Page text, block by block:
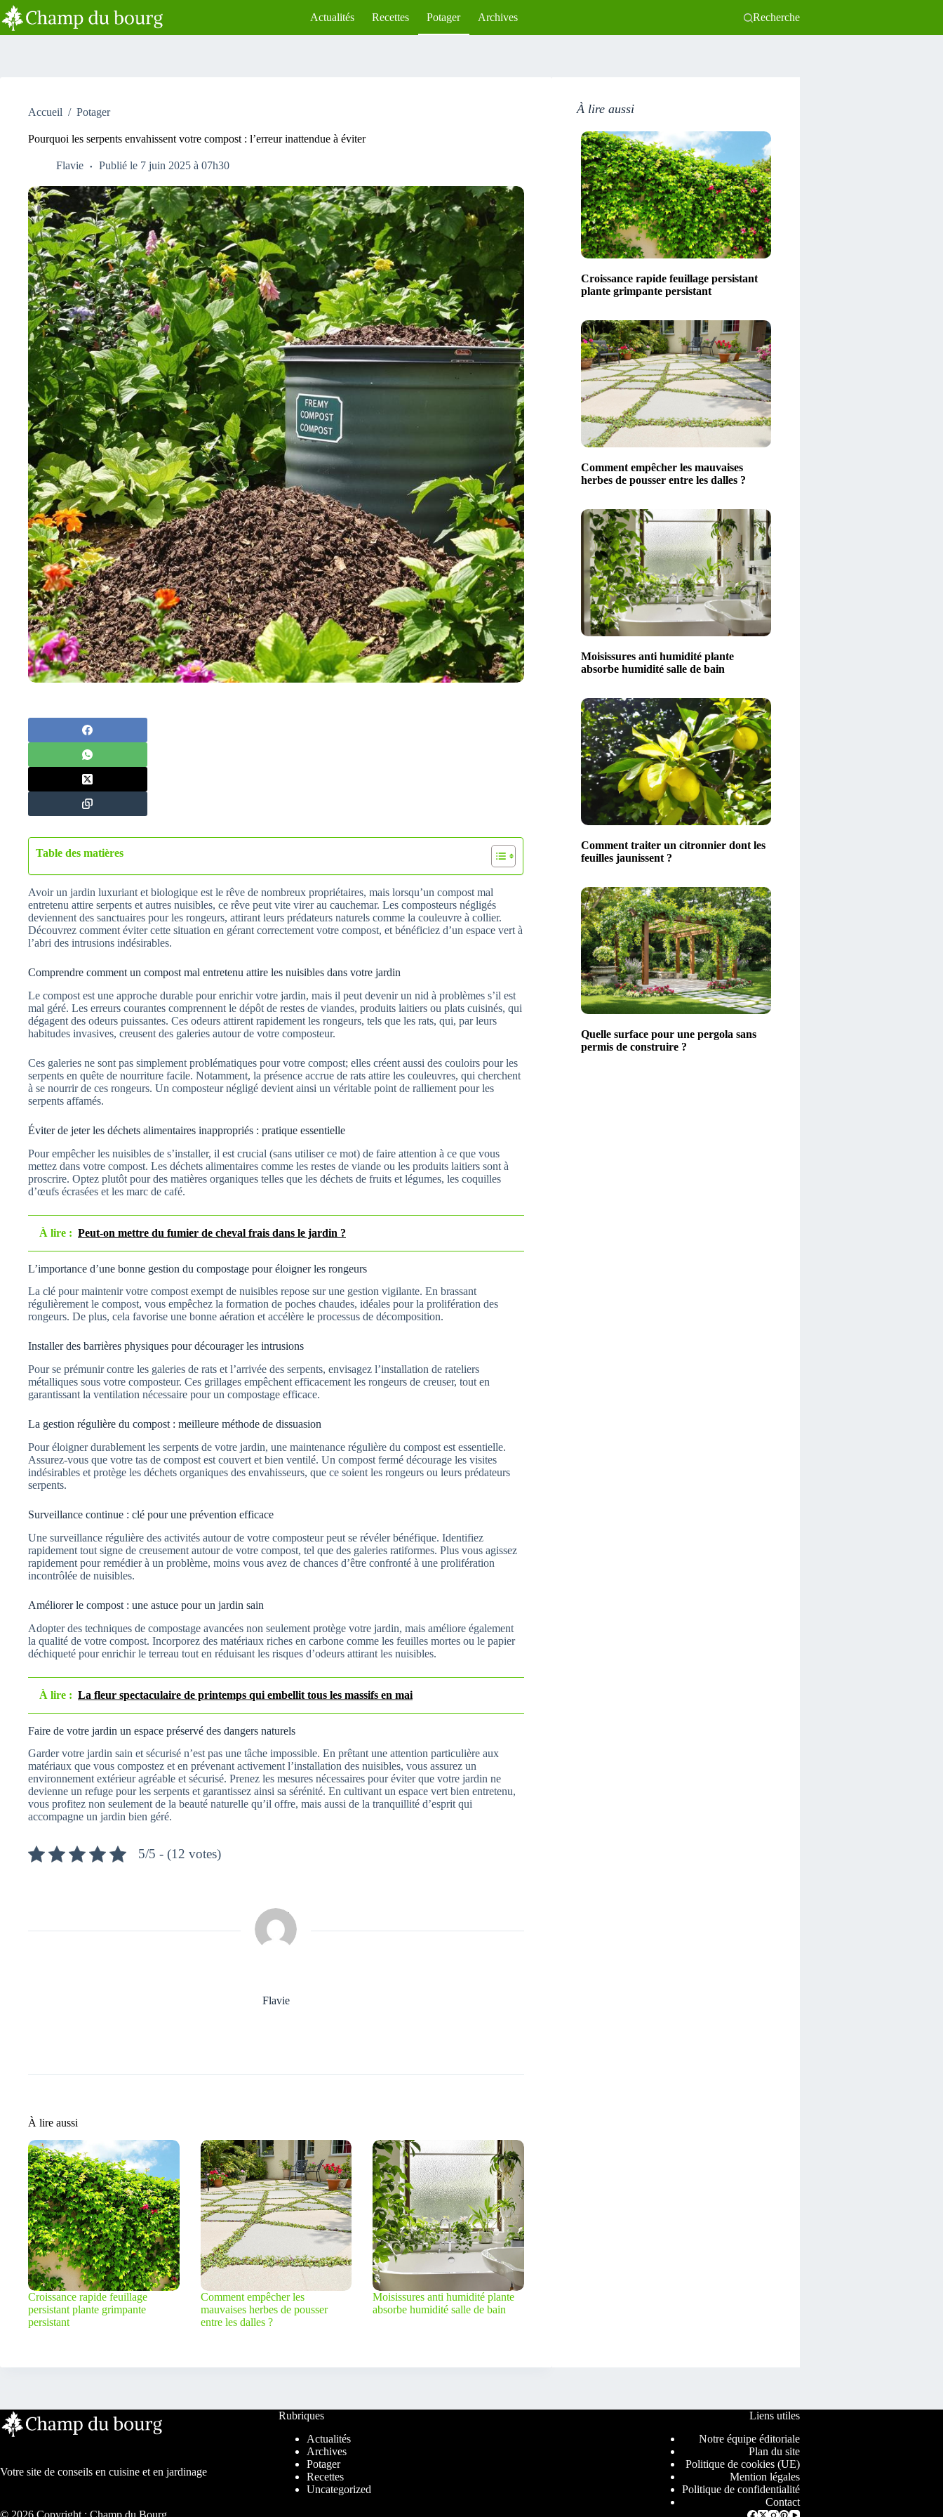
Passer
au
contenu
Actualités Recettes Potager Archives Recherche
Accueil / Potager
Pourquoi les serpents envahissent votre compost : l’erreur inattendue à éviter
Flavie Publié le 7 juin 2025 à 07h30
Table des matières
Avoir un jardin luxuriant et biologique est le rêve de nombreux propriétaires, mais lorsqu’un compost mal
entretenu attire serpents et autres nuisibles, ce rêve peut vite virer au cauchemar. Les composteurs négligés
deviennent des sanctuaires pour les rongeurs, attirant leurs prédateurs naturels comme la couleuvre à collier.
Découvrez comment éviter cette situation en gérant correctement votre compost, et bénéficiez d’un espace vert à
l’abri des intrusions indésirables.
Comprendre comment un compost mal entretenu attire les nuisibles dans votre jardin
Le compost est une approche durable pour enrichir votre jardin, mais il peut devenir un nid à problèmes s’il est
mal géré. Les erreurs courantes comprennent le dépôt de restes de viandes, produits laitiers ou plats cuisinés, qui
dégagent des odeurs puissantes. Ces odeurs attirent rapidement les rongeurs, tels que les rats, qui, par leurs
habitudes invasives, creusent des galeries autour de votre composteur.
Ces galeries ne sont pas simplement problématiques pour votre compost; elles créent aussi des couloirs pour les
serpents en quête de nourriture facile. Notamment, la présence accrue de rats attire les couleuvres, qui cherchent
à se nourrir de ces rongeurs. Un composteur négligé devient ainsi un véritable point de ralliement pour les
serpents affamés.
Éviter de jeter les déchets alimentaires inappropriés : pratique essentielle
Pour empêcher les nuisibles de s’installer, il est crucial (sans utiliser ce mot) de faire attention à ce que vous
mettez dans votre compost. Les déchets alimentaires comme les restes de viande ou les produits laitiers sont à
proscrire. Optez plutôt pour des matières organiques telles que les déchets de fruits et légumes, les coquilles
d’œufs écrasées et les marc de café.
À lire : Peut-on mettre du fumier de cheval frais dans le jardin ?
L’importance d’une bonne gestion du compostage pour éloigner les rongeurs
La clé pour maintenir votre compost exempt de nuisibles repose sur une gestion vigilante. En brassant
régulièrement le compost, vous empêchez la formation de poches chaudes, idéales pour la prolifération des
rongeurs. De plus, cela favorise une bonne aération et accélère le processus de décomposition.
Installer des barrières physiques pour décourager les intrusions
Pour se prémunir contre les galeries de rats et l’arrivée des serpents, envisagez l’installation de rateliers
métalliques sous votre composteur. Ces grillages empêchent efficacement les rongeurs de creuser, tout en
garantissant la ventilation nécessaire pour un compostage efficace.
La gestion régulière du compost : meilleure méthode de dissuasion
Pour éloigner durablement les serpents de votre jardin, une maintenance régulière du compost est essentielle.
Assurez-vous que votre tas de compost est couvert et bien ventilé. Un compost fermé décourage les visites
indésirables et protège les déchets organiques des envahisseurs, que ce soient les rongeurs ou leurs prédateurs
serpents.
Surveillance continue : clé pour une prévention efficace
Une surveillance régulière des activités autour de votre composteur peut se révéler bénéfique. Identifiez
rapidement tout signe de creusement autour de votre compost, tel que des galeries ratiformes. Plus vous agissez
rapidement pour remédier à un problème, moins vous avez de chances d’être confronté à une prolifération
incontrôlée de nuisibles.
Améliorer le compost : une astuce pour un jardin sain
Adopter des techniques de compostage avancées non seulement protège votre jardin, mais améliore également
la qualité de votre compost. Incorporez des matériaux riches en carbone comme les feuilles mortes ou le papier
déchiqueté pour enrichir le terreau tout en réduisant les risques d’odeurs attirant les nuisibles.
À lire : La fleur spectaculaire de printemps qui embellit tous les massifs en mai
Faire de votre jardin un espace préservé des dangers naturels
Garder votre jardin sain et sécurisé n’est pas une tâche impossible. En prêtant une attention particulière aux
matériaux que vous compostez et en prévenant activement l’installation des nuisibles, vous assurez un
environnement extérieur agréable et sécurisé. Prenez les mesures nécessaires pour éviter que votre jardin ne
devienne un refuge pour les serpents et garantissez ainsi sa sérénité. En cultivant un espace vert bien entretenu,
vous profitez non seulement de la beauté naturelle qu’il offre, mais aussi de la tranquillité d’esprit qui
accompagne un jardin bien géré.
5/5 - (12 votes)
Flavie
À lire aussi
Croissance rapide feuillage
persistant plante grimpante
persistant
Comment empêcher les
mauvaises herbes de pousser
entre les dalles ?
Moisissures anti humidité plante
absorbe humidité salle de bain
À lire aussi
Croissance rapide feuillage persistant
plante grimpante persistant
Comment empêcher les mauvaises
herbes de pousser entre les dalles ?
Moisissures anti humidité plante
absorbe humidité salle de bain
Comment traiter un citronnier dont les
feuilles jaunissent ?
Quelle surface pour une pergola sans
permis de construire ?
Votre site de conseils en cuisine et en jardinage
Rubriques
Actualités
Archives
Potager
Recettes
Uncategorized
Liens utiles
Notre équipe éditoriale
Plan du site
Politique de cookies (UE)
Mention légales
Politique de confidentialité
Contact
© 2026 Copyright : Champ du Bourg